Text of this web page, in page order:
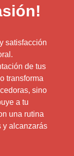
satisfacción
de tus
transforma
sino
a tu
una rutina
y alcanzarás